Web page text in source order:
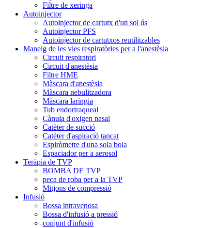
Filtre de xeringa
Autoinjector
Autoinjector de cartutx d'un sol ús
Autoinjector PFS
Autoinjector de cartutxos reutilitzables
Maneig de les vies respiratòries per a l'anestèsia
Circuit respiratori
Circuit d'anestèsia
Filtre HME
Màscara d'anestèsia
Màscara nebulitzadora
Màscara laríngia
Tub endortraqueal
Cànula d'oxigen nasal
Catèter de succió
Catèter d'aspiració tancat
Espiròmetre d'una sola bola
Espaciador per a aerosol
Teràpia de TVP
BOMBA DE TVP
peça de roba per a la TVP
Mitjons de compressió
Infusió
Bossa intravenosa
Bossa d'infusió a pressió
conjunt d'infusió